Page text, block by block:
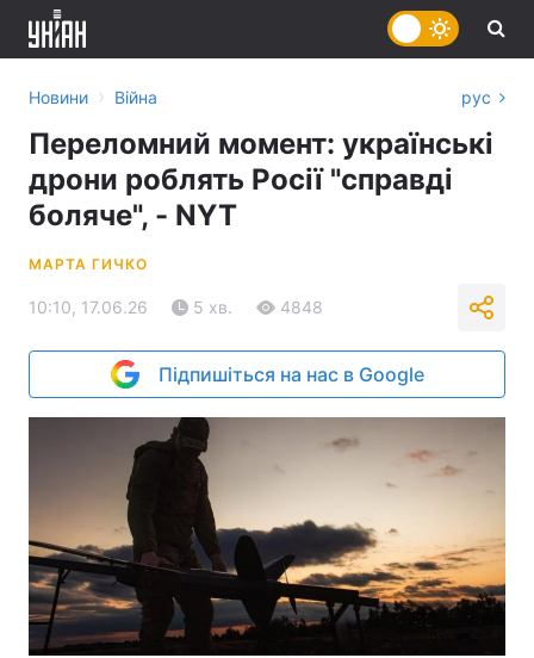
Новини › Війна рус
Переломний момент: українські
дрони роблять Росії "справді
боляче", - NYT
МАРТА ГИЧКО
10:10, 17.06.26 5 хв. 4848
Підпишіться на нас в Google